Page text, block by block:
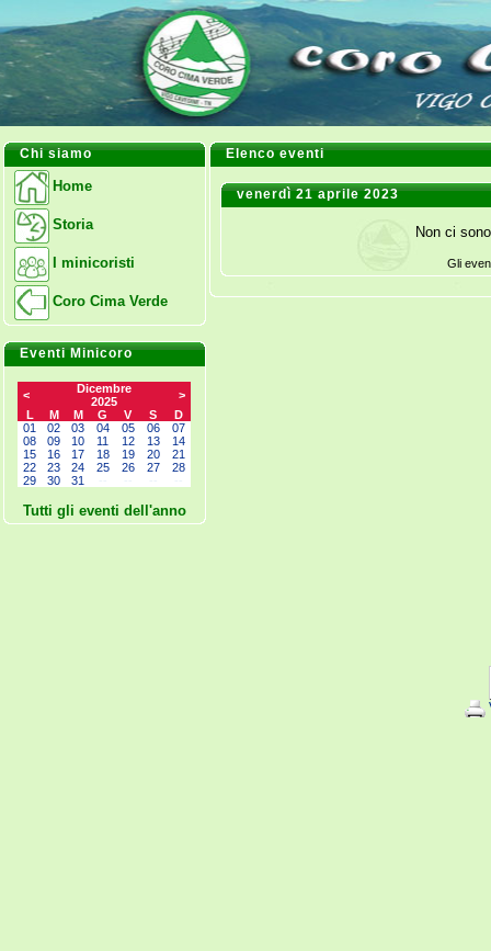
Chi siamo
Home
Storia
I minicoristi
Coro Cima Verde
Eventi Minicoro
<
Dicembre
2025
>
L
M M G V S
D
01
02 03 04 05 06
07
08
09 10 11 12 13
14
15
16 17 18 19 20
21
22
23 24 25 26 27
28
29
30 31
Tutti gli eventi dell'anno
Elenco eventi
venerdì 21 aprile 2023
Non ci
Gli